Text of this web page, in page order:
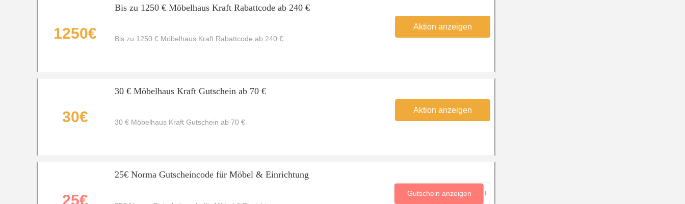
1250€
Bis zu 1250 € Möbelhaus Kraft Rabattcode ab 240 €
Bis zu 1250 € Möbelhaus Kraft Rabattcode ab 240 €
Aktion anzeigen
30€
30 € Möbelhaus Kraft Gutschein ab 70 €
30 € Möbelhaus Kraft Gutschein ab 70 €
Aktion anzeigen
25€
25€ Norma Gutscheincode für Möbel & Einrichtung
...lt
Gutschein anzeigen